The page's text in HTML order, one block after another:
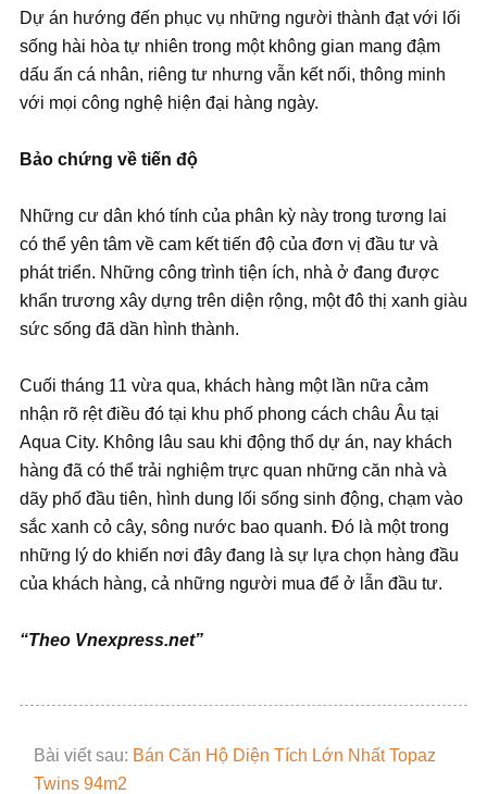
Dự án hướng đến phục vụ những người thành đạt với lối
sống hài hòa tự nhiên trong một không gian mang đậm
dấu ấn cá nhân, riêng tư nhưng vẫn kết nối, thông minh
với mọi công nghệ hiện đại hàng ngày.
Bảo chứng về tiến độ
Những cư dân khó tính của phân kỳ này trong tương lai
có thể yên tâm về cam kết tiến độ của đơn vị đầu tư và
phát triển. Những công trình tiện ích, nhà ở đang được
khẩn trương xây dựng trên diện rộng, một đô thị xanh giàu
sức sống đã dần hình thành.
Cuối tháng 11 vừa qua, khách hàng một lần nữa cảm
nhận rõ rệt điều đó tại khu phố phong cách châu Âu tại
Aqua City. Không lâu sau khi động thổ dự án, nay khách
hàng đã có thể trải nghiệm trực quan những căn nhà và
dãy phố đầu tiên, hình dung lối sống sinh động, chạm vào
sắc xanh cỏ cây, sông nước bao quanh. Đó là một trong
những lý do khiến nơi đây đang là sự lựa chọn hàng đầu
của khách hàng, cả những người mua để ở lẫn đầu tư.
“Theo Vnexpress.net”
Bài viết sau: Bán Căn Hộ Diện Tích Lớn Nhất Topaz
Twins 94m2